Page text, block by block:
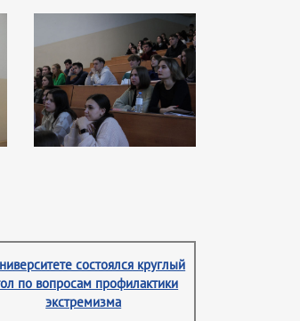
состоялся круглый
по вопросам профилактики
экстремизма